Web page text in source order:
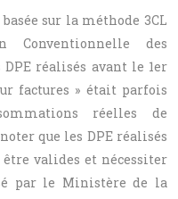
sur la méthode 3CL
Conventionnelle des
réalisés avant le 1er
factures » était parfois
réelles de
que les DPE réalisés
valides et nécessiter
par le Ministère de la